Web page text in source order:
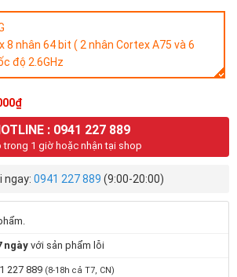
8 nhân 64 bit ( 2 nhân Cortex A75 và 6
độ 2.6GHz
: 0941 227 889
trong 1 giờ hoặc nhận tại shop
ngay: 0941 227 889 (9:00-20:00)
ngày với sản phẩm lỗi
227 889 (8-18h cả T7, CN)